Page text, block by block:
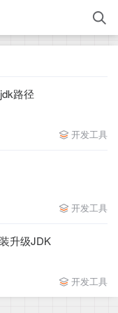
路径
开发工具
开发工具
升级JDK
开发工具